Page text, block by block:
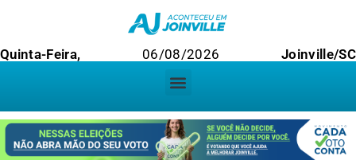
Quinta-Feira, 06/08/2026 Joinville/SC